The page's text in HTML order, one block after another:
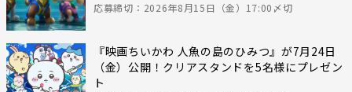
応募締切：2026年8月15日（金）17:00〆切
『映画ちいかわ 人魚の島のひみつ』が7月24日
（金）公開！クリアスタンドを5名様にプレゼン
ト